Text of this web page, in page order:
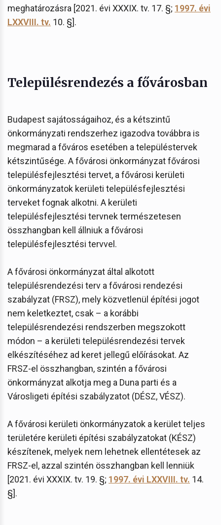
meghatározásra [2021. évi XXXIX. tv. 17. §; 1997. évi
LXXVIII. tv. 10. §].
Településrendezés a fővárosban
Budapest sajátosságaihoz, és a kétszintű
önkormányzati rendszerhez igazodva továbbra is
megmarad a főváros esetében a településtervek
kétszintűsége. A fővárosi önkormányzat fővárosi
településfejlesztési tervet, a fővárosi kerületi
önkormányzatok kerületi településfejlesztési
terveket fognak alkotni. A kerületi
településfejlesztési tervnek természetesen
összhangban kell állniuk a fővárosi
településfejlesztési tervvel.
A fővárosi önkormányzat által alkotott
településrendezési terv a fővárosi rendezési
szabályzat (FRSZ), mely közvetlenül építési jogot
nem keletkeztet, csak – a korábbi
településrendezési rendszerben megszokott
módon – a kerületi településrendezési tervek
elkészítéséhez ad keret jellegű előírásokat. Az
FRSZ-el összhangban, szintén a fővárosi
önkormányzat alkotja meg a Duna parti és a
Városligeti építési szabályzatot (DÉSZ, VÉSZ).
A fővárosi kerületi önkormányzatok a kerület teljes
területére kerületi építési szabályzatokat (KÉSZ)
készítenek, melyek nem lehetnek ellentétesek az
FRSZ-el, azzal szintén összhangban kell lenniük
[2021. évi XXXIX. tv. 19. §; 1997. évi LXXVIII. tv. 14.
§].